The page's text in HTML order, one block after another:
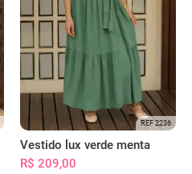
REF 2236
Vestido lux verde menta
R$ 209,00